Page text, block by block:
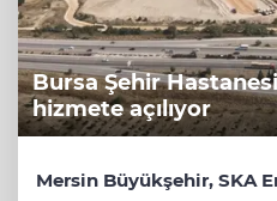
Bursa Şehir
hizmete açılıyor
Mersin Büyükşehir, SKA